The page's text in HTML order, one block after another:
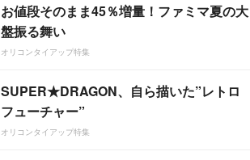
お値段そのまま45％増量！ファミマ夏の大
盤振る舞い
オリコンタイアップ特集
SUPER★DRAGON、自ら描いた”レトロ
フューチャー”
オリコンタイアップ特集